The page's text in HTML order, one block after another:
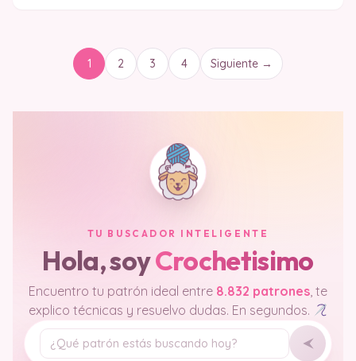
1 2 3 4 Siguiente →
TU BUSCADOR INTELIGENTE
Hola, soyCrochetisimo
Encuentro tu patrón ideal entre 8.832 patrones , te
explico técnicas y resuelvo dudas. En segundos.
Tu pregunta